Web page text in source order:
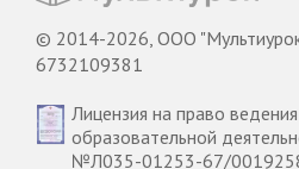
© 2014-2026, ООО
6732109381
Лицензия на право ведения
образовательной
№Л035-01253-67/